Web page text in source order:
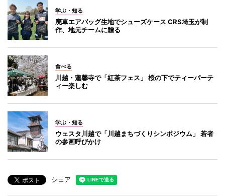
学ぶ・知る
廃車エアバッグ生地でシューズケース CRS埼玉が制
作、地元チームに贈る
食べる
川越・蓮馨寺で「紅茶フェス」 桜の下でティーパーテ
ィー楽しむ
学ぶ・知る
ウェスタ川越で「川越まちづくりシンポジウム」 若者
の参画呼びかけ
シェア